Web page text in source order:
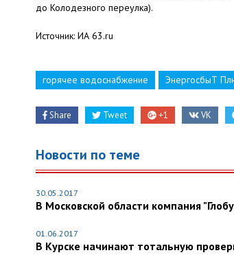
до Колодезного переулка).
Источник: ИА 63.ru
горячее водоснабжение ЭнергосбыТ
Share Tweet +1 VK
Новости по теме
30.05.2017
В Московской области компания
01.06.2017
В Курске начинают тотальную